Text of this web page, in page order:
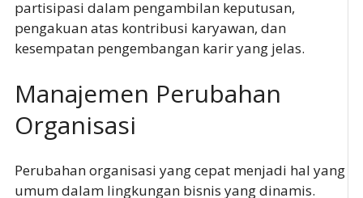
partisipasi dalam pengambilan keputusan,
pengakuan atas kontribusi karyawan, dan
kesempatan pengembangan karir yang jelas.
Manajemen Perubahan
Organisasi
Perubahan organisasi yang cepat menjadi hal yang
umum dalam lingkungan bisnis yang dinamis.